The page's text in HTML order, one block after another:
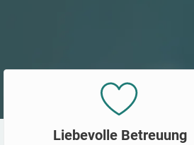
Liebevolle Betreuung